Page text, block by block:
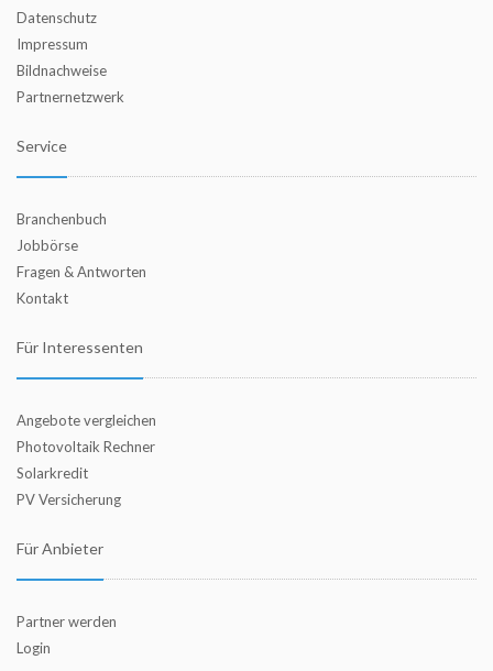
Datenschutz
Impressum
Bildnachweise
Partnernetzwerk
Service
Branchenbuch
Jobbörse
Fragen & Antworten
Kontakt
Für Interessenten
Angebote vergleichen
Photovoltaik Rechner
Solarkredit
PV Versicherung
Für Anbieter
Partner werden
Login